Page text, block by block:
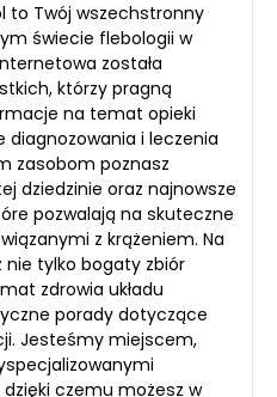
to Twój wszechstronny
świecie flebologii w
została
którzy pragną
na temat opieki
diagnozowania i leczenia
zasobom poznasz
dziedzinie oraz najnowsze
pozwalają na skuteczne
z krążeniem. Na
tylko bogaty zbiór
zdrowia układu
porady dotyczące
Jesteśmy miejscem,
czemu możesz w